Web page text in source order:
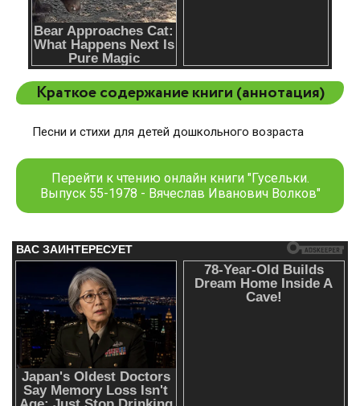
Краткое содержание книги (аннотация)
Песни и стихи для детей дошкольного возраста
Перейти к чтению онлайн книги "Гусельки.
Выпуск 55-1978 - Вячеслав Иванович Волков"